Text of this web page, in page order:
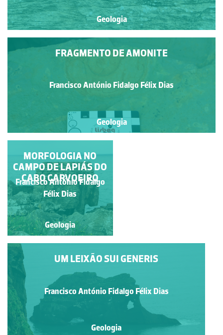
Geologia
FRAGMENTO DE AMONITE
Francisco António Fidalgo Félix Dias
Geologia
"TÃO NATURAL"
Francisco António Fidalgo
Félix Dias
Geologia
UM LEIXÃO SUI GENERIS
Francisco António Fidalgo Félix Dias
Geologia
MORFOLOGIA NO
CAMPO DE LAPIÁS DO
CABO CARVOEIRO
Francisco António Fidalgo
Félix Dias
Geologia